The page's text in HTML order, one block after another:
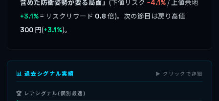
含めた防衛姿勢が要る局面」 (下値リスク −4.1% / 上値余地
+3.1%= リスクリワード 0.8 倍)。次の節目は戻り高値
300 円(+3.1%)。
📊 過去シグナル実績 ▶ クリックで詳細
🏆 レアシグナル(個別最適)